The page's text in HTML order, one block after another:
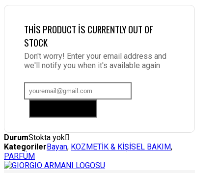
THIS PRODUCT IS CURRENTLY OUT OF
STOCK
Don't worry! Enter your email address and
we'll notify you when it's available again
DurumStokta yok
KategorilerBayan, KOZMETİK & KİŞİSEL BAKIM,
PARFÜM